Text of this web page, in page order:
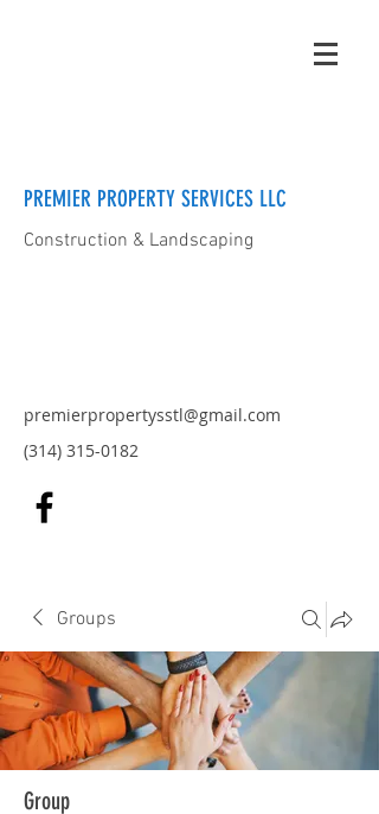
PREMIER PROPERTY SERVICES LLC
Construction & Landscaping
premierpropertysstl@gmail.com
(314) 315-0182
Groups
Group